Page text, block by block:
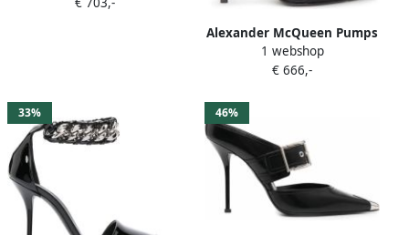
Alexander McQueen Pumps
met puntige neus Zwart
1 webshop
€ 666,-
33% 46%